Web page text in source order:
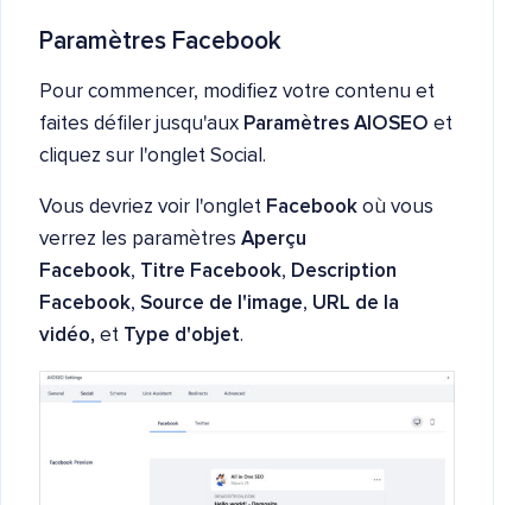
Paramètres Facebook
Pour commencer, modifiez votre contenu et
faites défiler jusqu'aux Paramètres AIOSEO et
cliquez sur l'onglet Social.
Vous devriez voir l'onglet Facebook où vous
verrez les paramètres Aperçu
Facebook, Titre Facebook, Description
Facebook, Source de l'image, URL de la
vidéo, et Type d'objet.